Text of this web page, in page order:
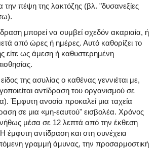
την πέψη της λακτόζης (βλ. "δυσανεξίες
μπορεί να συμβεί σχεδόν ακαριαία, ή
από ώρες ή ημέρες. Αυτό καθορίζει το
είτε ως άμεση ή καθυστερημένη
της ασυλίας ο καθένας γεννιέται με,
αντίδραση του οργανισμού σε
Έμφυτη ανοσία προκαλεί μια ταχεία
σε μια «μη-εαυτού" εισβολέα. Χρόνος
μέσα σε 12 λεπτά από την έκθεση
έμφυτη αντίδραση και στη συνέχεια
γραμμή άμυνας, την προσαρμοστική